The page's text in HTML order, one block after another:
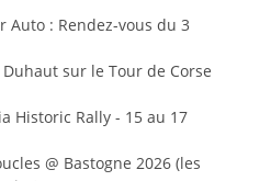
Auto : Rendez-vous du 3
sur le Tour de Corse
Historic Rally - 15 au 17
@ Bastogne 2026 (les